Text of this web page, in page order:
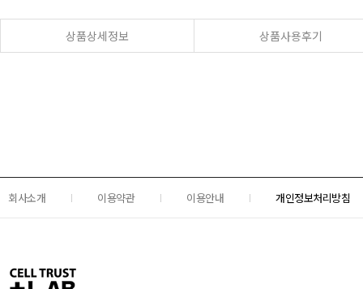
상품상세정보 상품사용후기
회사소개 이용약관 이용안내 개인정보처리방침